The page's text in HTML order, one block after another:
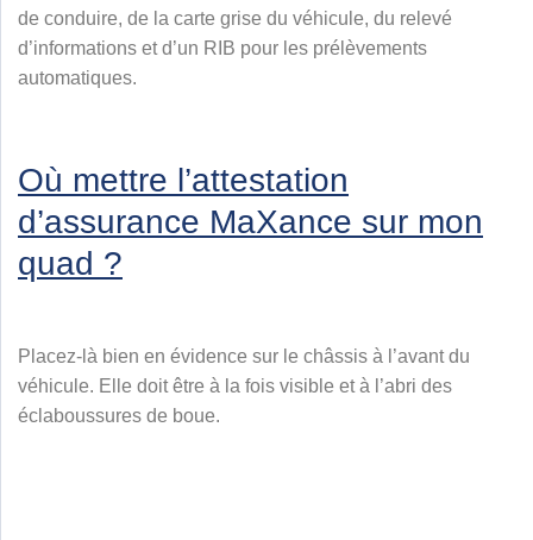
de conduire, de la carte grise du véhicule, du relevé
d’informations et d’un RIB pour les prélèvements
automatiques.
Où mettre l’attestation
d’assurance MaXance sur mon
quad ?
Placez-là bien en évidence sur le châssis à l’avant du
véhicule. Elle doit être à la fois visible et à l’abri des
éclaboussures de boue.